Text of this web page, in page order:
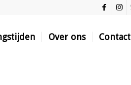
Over ons Contact